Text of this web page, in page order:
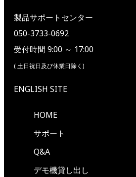
製品サポートセンター
050-3733-0692
受付時間 9:00 ～ 17:00
( 土日祝日及び休業日除く)
ENGLISH SITE
HOME
サポート
Q&A
デモ機貸し出し